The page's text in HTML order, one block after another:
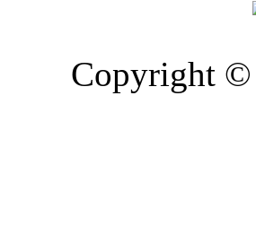
Copyright ©